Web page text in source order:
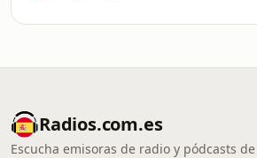
Radios.com.es
Escucha emisoras de radio y pódcasts